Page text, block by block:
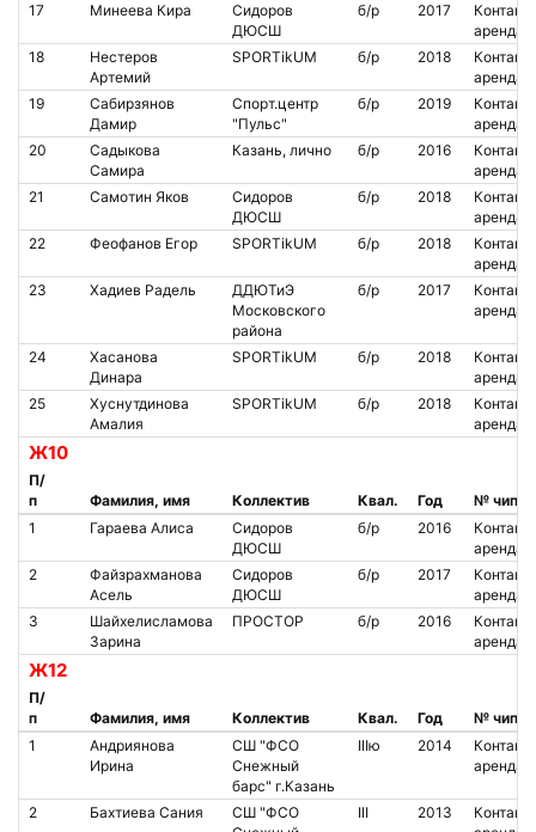
17
Минеева Кира
Сидоров
ДЮСШ
б/р 2017
Контакт.
аренда
18
Нестеров
Артемий
SPORTikUM б/р 2018
Контакт.
аренда
19
Сабирзянов
Дамир
Cпорт.центр
"Пульс"
б/р 2019
Контакт.
аренда
20
Садыкова
Самира
Казань, лично б/р 2016
Контакт.
аренда
21
Самотин Яков
Сидоров
ДЮСШ
б/р 2018
Контакт.
аренда
22
Феофанов Егор SPORTikUM б/р 2018
Контакт.
аренда
23
Хадиев Радель
ДДЮТиЭ
Московского
района
б/р 2017
Контакт.
аренда
24
Хасанова
Динара
SPORTikUM б/р 2018
Контакт.
аренда
25
Хуснутдинова
Амалия
SPORTikUM б/р 2018
Контакт.
аренда
Ж10
П/
п
Фамилия, имя Коллектив Квал. Год
№ чипа
1
Гараева Алиса
Сидоров
ДЮСШ
б/р 2016
Контакт.
аренда
2
Файзрахманова
Асель
Сидоров
ДЮСШ
б/р 2017
Контакт.
аренда
3
Шайхелисламова
Зарина
ПРОСТОР б/р 2016
Контакт.
аренда
Ж12
П/
п
Фамилия, имя Коллектив Квал. Год
№ чипа
1
Андриянова
Ирина
СШ "ФСО
Снежный
барс" г.Казань
IIIю 2014
Контакт.
аренда
2 Бахтиева Сания
СШ "ФСО
III 2013
Контакт.